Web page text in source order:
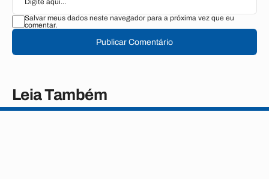
Salvar meus dados neste navegador para a próxima vez que eu
comentar.
Publicar Comentário
Leia Também